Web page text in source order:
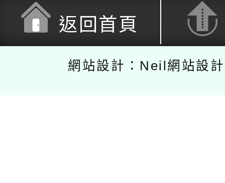
返回首頁
網站設計：Neil網站設